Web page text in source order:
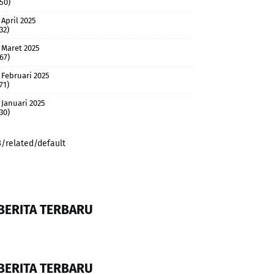
April 2025
Maret 2025
Februari 2025
Januari 2025
related/default
TERBARU
TERBARU